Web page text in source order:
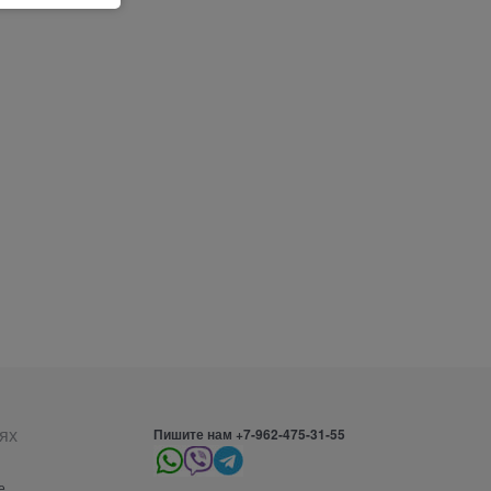
Пишите нам +7-962-475-31-55